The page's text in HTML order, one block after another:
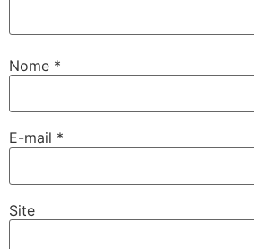
Nome *
E-mail *
Site